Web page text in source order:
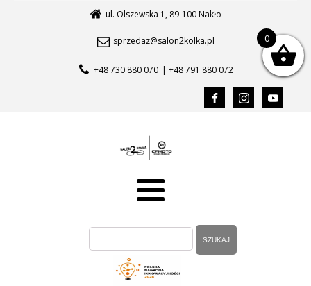
ul. Olszewska 1, 89-100 Nakło
sprzedaz@salon2kolka.pl
+48 730 880 070 | +48 791 880 072
0